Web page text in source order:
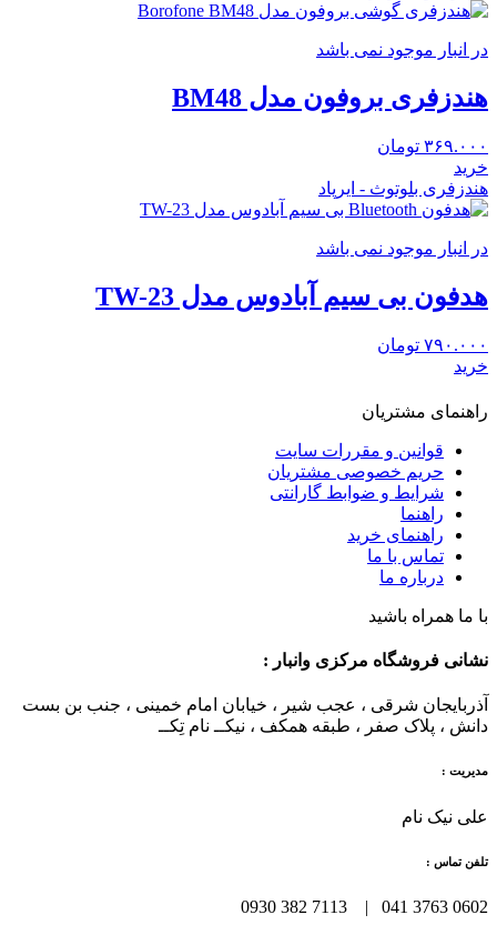
در انبار موجود نمی باشد
هندزفری بروفون مدل BM48
۳۶۹.۰۰۰ تومان
خرید
هندزفری بلوتوث - ایرپاد
در انبار موجود نمی باشد
هدفون بی سیم آبادوس مدل TW-23
۷۹۰.۰۰۰ تومان
خرید
راهنمای مشتریان
قوانین و مقررات سایت
حریم خصوصی مشتریان
شرایط و ضوابط گارانتی
راهنما
راهنمای خرید
تماس با ما
درباره ما
با ما همراه باشید
نشانی فروشگاه مرکزی وانبار :
آذربایجان شرقی ، عجب شیر ، خیابان امام خمینی ، جنب بن بست
دانش ، پلاک صفر ، طبقه همکف ، نیکــ نام تِکــ
مدیریت :
علی نیک نام
تلفن تماس :
0602 3763 041 | 7113 382 0930